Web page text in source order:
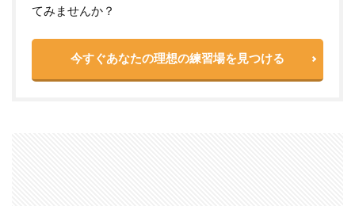
てみませんか？
今すぐあなたの理想の練習場を見つける